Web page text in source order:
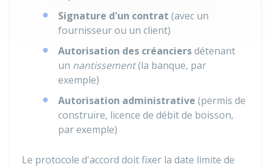
Signature d'un contrat (avec un
fournisseur ou un client)
Autorisation des créanciersdétenant
un nantissement(la banque, par
exemple)
Autorisation administrative (permis de
construire, licence de débit de boisson,
par exemple)
Le protocole d'accord doit fixer la date limite de